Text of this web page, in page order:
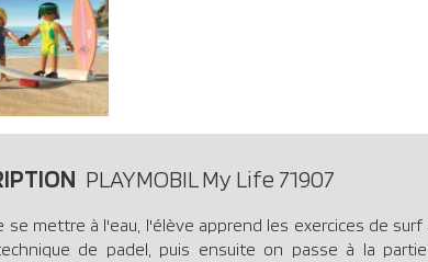
PLAYMOBIL My Life 71907
se mettre à l'eau, l'élève apprend les exercices de
de padel, puis ensuite on passe à la